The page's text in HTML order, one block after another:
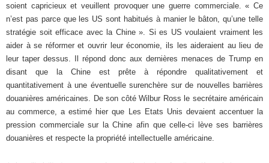
soient capricieux et veuillent provoquer une guerre commerciale. « Ce
n’est pas parce que les US sont habitués à manier le bâton, qu’une telle
stratégie soit efficace avec la Chine ». Si es US voulaient vraiment les
aider à se réformer et ouvrir leur économie, ils les aideraient au lieu de
leur taper dessus. Il répond donc aux dernières menaces de Trump en
disant que la Chine est prête à répondre qualitativement et
quantitativement à une éventuelle surenchère sur de nouvelles barrières
douanières américaines. De son côté Wilbur Ross le secrétaire américain
au commerce, a estimé hier que Les Etats Unis devaient accentuer la
pression commerciale sur la Chine afin que celle-ci lève ses barrières
douanières et respecte la propriété intellectuelle américaine.